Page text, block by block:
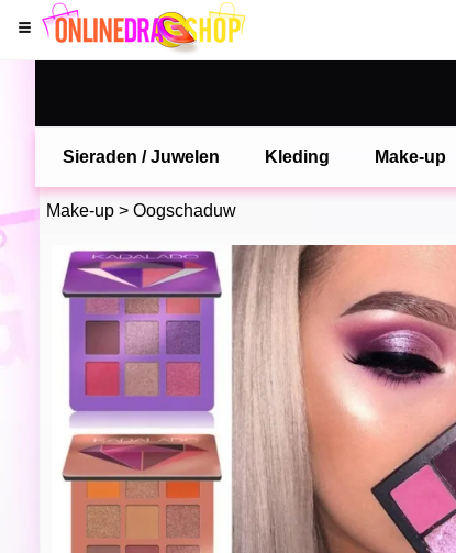
Sieraden / Juwelen Kleding Make-up
Make-up > Oogschaduw